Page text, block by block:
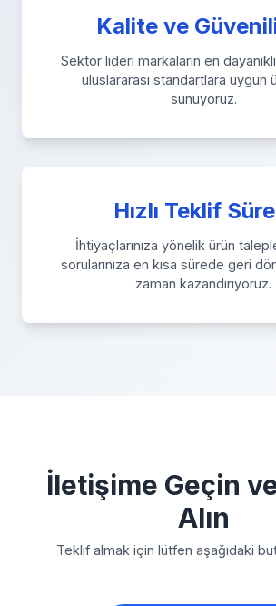
Kalite ve
Sektör lideri markaların en
uluslararası standartlara uygun
sunuyoruz.
Hızlı Teklif
İhtiyaçlarınıza yönelik ürün
sorularınıza en kısa sürede geri
zaman kazandırıyoruz.
İletişime Geçin
Alın
Teklif almak için lütfen aşağıdaki